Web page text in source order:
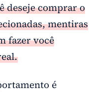
deseje comprar o
mentiras
fazer você
é